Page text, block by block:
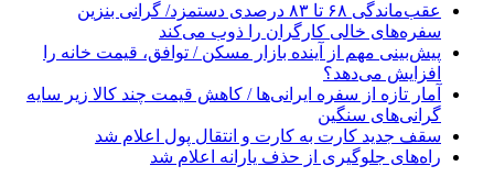
عقب‌ماندگی ۶۸ تا ۸۳ درصدی دستمزد/ گرانی بنزین
سفره‌های خالی کارگران را ذوب می‌کند
پیش‌بینی مهم از آینده بازار مسکن / توافق، قیمت خانه را
افزایش می‌دهد؟
آمار تازه از سفره ایرانی‌ها / کاهش قیمت چند کالا زیر سایه
گرانی‌های سنگین
سقف جدید کارت به کارت و انتقال پول اعلام شد
راه‌های جلوگیری از حذف یارانه اعلام شد